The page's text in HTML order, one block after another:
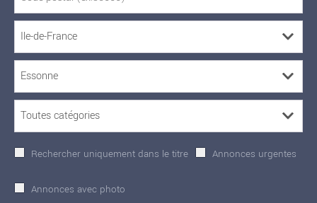
Rechercher uniquement dans le titre Annonces urgentes
Annonces avec photo